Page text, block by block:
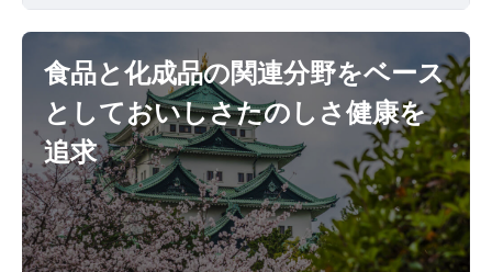
食品と化成品の関連分野をベース
としておいしさたのしさ健康を
追求